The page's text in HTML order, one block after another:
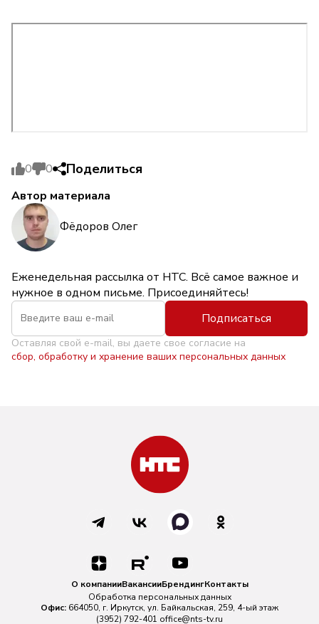
0 0 Поделиться
Автор материала
Фёдоров Олег
Еженедельная рассылка от НТС. Всё самое важное и
нужное в одном письме. Присоединяйтесь!
Подписаться
Оставляя свой e-mail, вы даете свое согласие на
сбор, обработку и хранение ваших персональных данных
О компанииВакансииБрендингКонтакты
Обработка персональных данных
Офис: 664050, г. Иркутск, ул. Байкальская, 259, 4-ый этаж
(3952) 792-401 office@nts-tv.ru